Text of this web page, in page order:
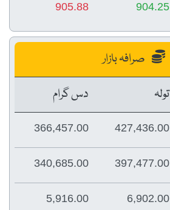
904.25
905.88
صرافہ بازار
تولہ
دس گرام
427,436.00
366,457.00
397,477.00
340,685.00
6,902.00
5,916.00